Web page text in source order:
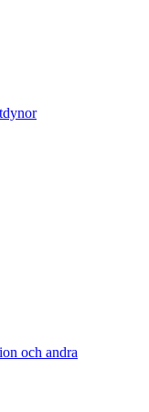
och andra